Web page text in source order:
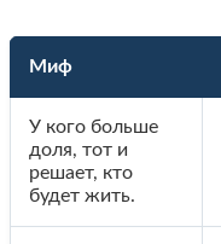
Миф
У кого больше
доля, тот и
решает, кто
будет жить.